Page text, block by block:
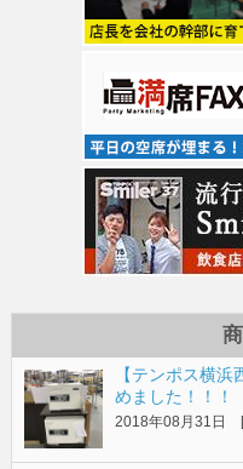
【テンポス横
めました！！！
2018年08月31日 [